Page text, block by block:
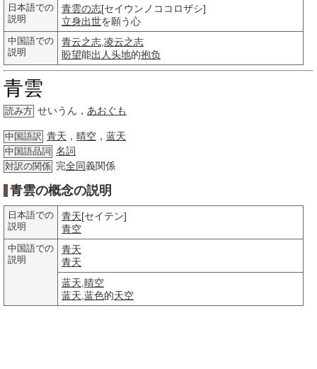
日本語での
説明
青雲の志[セイウンノココロザシ]
立身出世を願う心
中国語での
説明
青云之志 凌云之志
盼望能出人头地的抱负
青雲
読み方 せいうん， あおぐも
中国語訳 青天 ， 晴空 ， 蓝天
中国語品詞 名詞
対訳の関係 完全同義関係
青雲の概念の説明
日本語での
説明
青天[セイテン]
青空
中国語での
説明
青天
青天
蓝天 晴空
蓝天 蓝色的天空